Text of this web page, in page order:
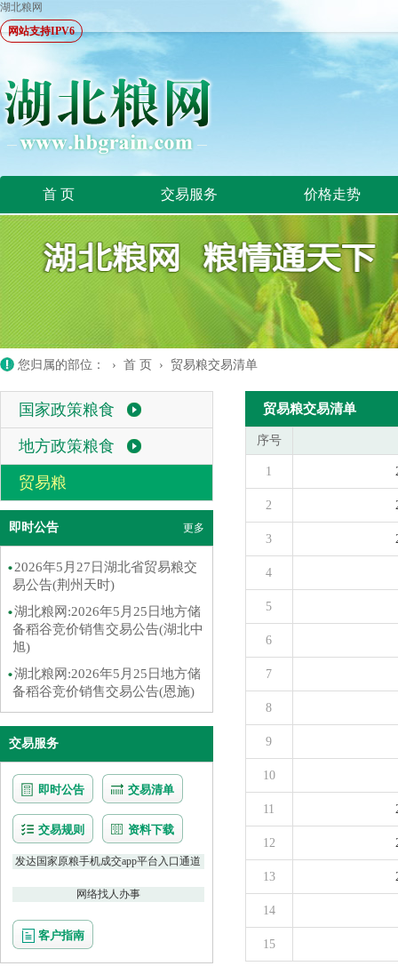
湖北粮网
网站支持IPV6
首 页 交易服务 价格走势
您归属的部位： › 首 页 › 贸易粮交易清单
国家政策粮食
地方政策粮食
贸易粮
即时公告 更多
2026年5月27日湖北省贸易粮交
易公告(荆州天时)
湖北粮网:2026年5月25日地方储
备稻谷竞价销售交易公告(湖北中
旭)
湖北粮网:2026年5月25日地方储
备稻谷竞价销售交易公告(恩施)
交易服务
即时公告 交易清单
交易规则 资料下载
发达国家原粮手机成交app平台入口通道
网络找人办事
客户指南
贸易粮交易清单
序号
1
2
3
4
5
6
7
8
9
10
11
12
13
14
15